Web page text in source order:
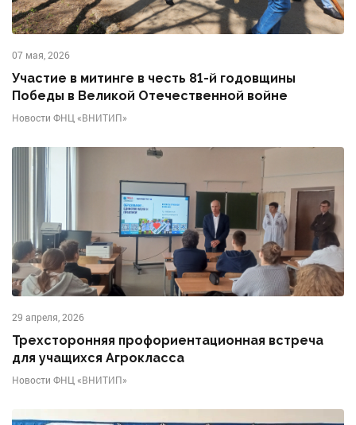
07 мая, 2026
Участие в митинге в честь 81-й годовщины
Победы в Великой Отечественной войне
Новости ФНЦ «ВНИТИП»
29 апреля, 2026
Трехсторонняя профориентационная встреча
для учащихся Агрокласса
Новости ФНЦ «ВНИТИП»